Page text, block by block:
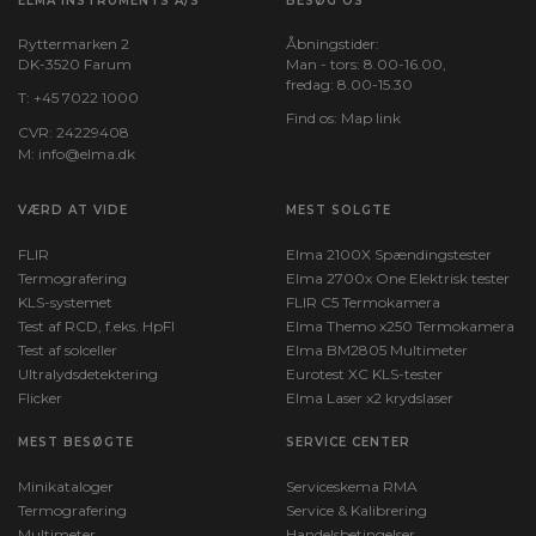
Ryttermarken 2
DK-3520 Farum
T: +45 7022 1000
CVR: 24229408
M: info@elma.dk
Åbningstider:
Man - tors: 8.00-16.00,
fredag: 8.00-15.30
Find os: Map link
VÆRD AT VIDE
FLIR
Termografering
KLS-systemet
Test af RCD, f.eks. HpFI
Test af solceller
Ultralydsdetektering
Flicker
MEST SOLGTE
Elma 2100X Spændingstester
Elma 2700x One Elektrisk tester
FLIR C5 Termokamera
Elma Themo x250 Termokamera
Elma BM2805 Multimeter
Eurotest XC KLS-tester
Elma Laser x2 krydslaser
MEST BESØGTE
Minikataloger
Termografering
SERVICE CENTER
Serviceskema RMA
Service & Kalibrering